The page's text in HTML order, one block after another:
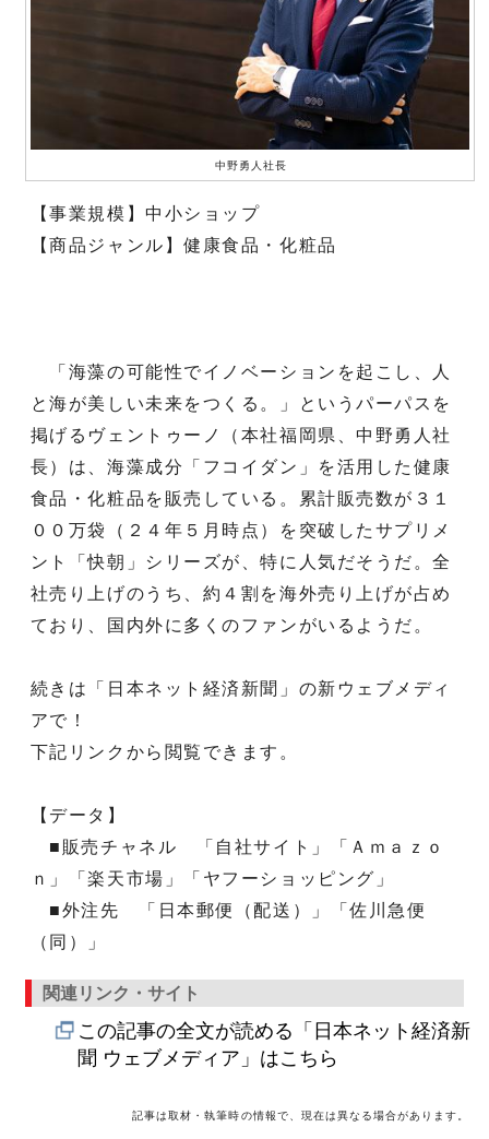
中野勇人社長
【事業規模】中小ショップ
【商品ジャンル】健康食品・化粧品
「海藻の可能性でイノベーションを起こし、人
と海が美しい未来をつくる。」というパーパスを
掲げるヴェントゥーノ（本社福岡県、中野勇人社
長）は、海藻成分「フコイダン」を活用した健康
食品・化粧品を販売している。累計販売数が３１
００万袋（２４年５月時点）を突破したサプリメ
ント「快朝」シリーズが、特に人気だそうだ。全
社売り上げのうち、約４割を海外売り上げが占め
ており、国内外に多くのファンがいるようだ。
続きは「日本ネット経済新聞」の新ウェブメディ
アで！
下記リンクから閲覧できます。
【データ】
■販売チャネル 「自社サイト」「Ａｍａｚｏ
ｎ」「楽天市場」「ヤフーショッピング」
■外注先 「日本郵便（配送）」「佐川急便
（同）」
関連リンク・サイト
この記事の全文が読める「日本ネット経済新
聞 ウェブメディア」はこちら
記事は取材・執筆時の情報で、現在は異なる場合があります。